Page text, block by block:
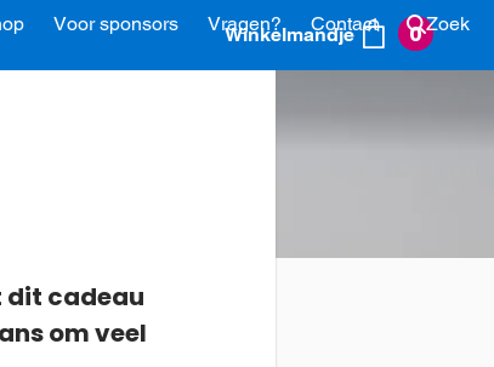
Voor sponsors Vragen? Contact Zoek
Winkelmandje 0
dit cadeau
om veel